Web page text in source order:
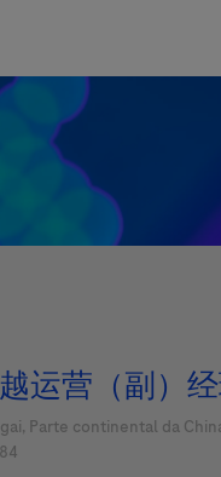
运营（副）
Parte continental da